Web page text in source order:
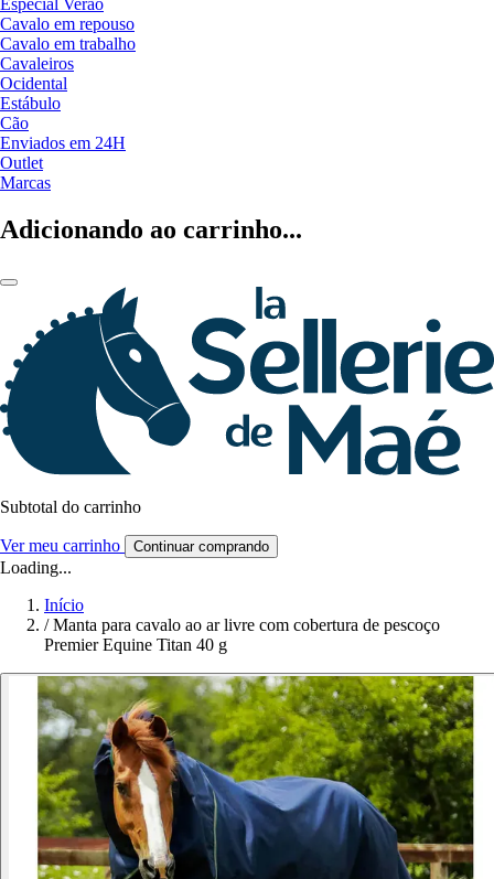
Especial Verão
Cavalo em repouso
Cavalo em trabalho
Cavaleiros
Ocidental
Estábulo
Cão
Enviados em 24H
Outlet
Marcas
Adicionando ao carrinho...
Subtotal do carrinho
Ver meu carrinho Continuar comprando
Loading...
Início
/ Manta para cavalo ao ar livre com cobertura de pescoço
Premier Equine Titan 40 g